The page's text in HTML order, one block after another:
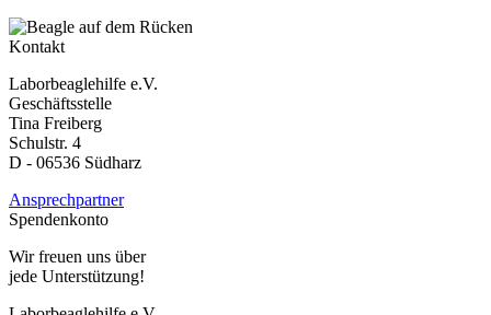
Kontakt
Laborbeaglehilfe e.V.
Geschäftsstelle
Tina Freiberg
Schulstr. 4
D - 06536 Südharz
Ansprechpartner
Spendenkonto
Wir freuen uns über
jede Unterstützung!